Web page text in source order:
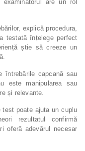
are un rol
explică procedura,
testată înțelege perfect
știe să creeze un
întrebările capcană sau
este manipularea sau
și relevante.
test poate ajuta un cuplu
rezultatul confirmă
oferă adevărul necesar